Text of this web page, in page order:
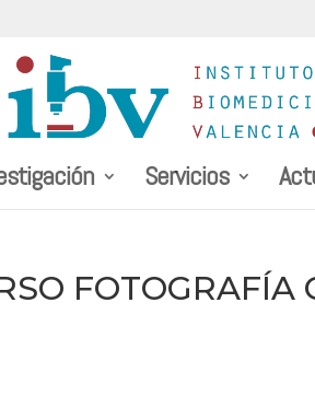
Servicios